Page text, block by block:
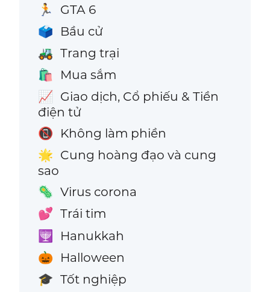
🏃 GTA 6
🗳️ Bầu cử
🚜 Trang trại
🛍️ Mua sắm
📈
Giao dịch, Cổ phiếu & Tiền
điện tử
📵 Không làm phiền
🌟 Cung hoàng đạo và cung
sao
🦠 Virus corona
💕 Trái tim
🕎 Hanukkah
🎃 Halloween
🎓 Tốt nghiệp